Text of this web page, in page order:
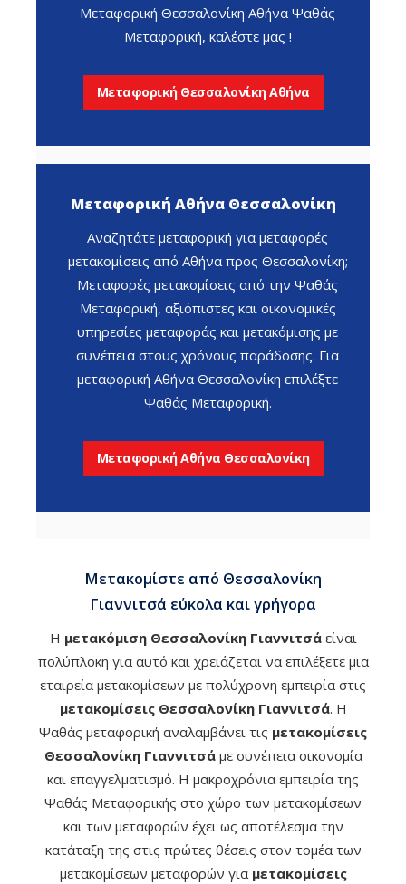
Μεταφορική Θεσσαλονίκη Αθήνα Ψαθάς
Μεταφορική, καλέστε μας !
Μεταφορική Θεσσαλονίκη Αθήνα
Μεταφορική Αθήνα Θεσσαλονίκη
Αναζητάτε μεταφορική για μεταφορές
μετακομίσεις από Αθήνα προς Θεσσαλονίκη;
Μεταφορές μετακομίσεις από την Ψαθάς
Μεταφορική, αξιόπιστες και οικονομικές
υπηρεσίες μεταφοράς και μετακόμισης με
συνέπεια στους χρόνους παράδοσης. Για
μεταφορική Αθήνα Θεσσαλονίκη επιλέξτε
Ψαθάς Μεταφορική.
Μεταφορική Αθήνα Θεσσαλονίκη
Μετακομίστε από Θεσσαλονίκη
Γιαννιτσά εύκολα και γρήγορα
Η μετακόμιση Θεσσαλονίκη Γιαννιτσάείναι
πολύπλοκη για αυτό και χρειάζεται να επιλέξετε μια
εταιρεία μετακομίσεων με πολύχρονη εμπειρία στις
μετακομίσεις Θεσσαλονίκη Γιαννιτσά. Η
Ψαθάς μεταφορική αναλαμβάνει τις μετακομίσεις
Θεσσαλονίκη Γιαννιτσάμε συνέπεια οικονομία
και επαγγελματισμό. Η μακροχρόνια εμπειρία της
Ψαθάς Μεταφορικής στο χώρο των μετακομίσεων
και των μεταφορών έχει ως αποτέλεσμα την
κατάταξη της στις πρώτες θέσεις στον τομέα των
μετακομίσεων μεταφορών για μετακομίσεις